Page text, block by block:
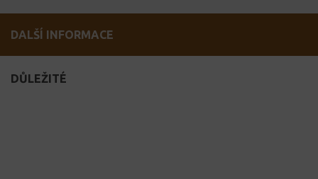
DALŠÍ INFORMACE
DŮLEŽITÉ